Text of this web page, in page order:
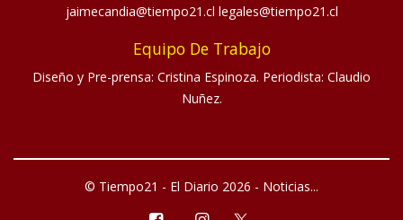
jaimecandia@tiempo21.cl legales@tiempo21.cl
Equipo De Trabajo
Diseño y Pre-prensa: Cristina Espinoza. Periodista: Claudio
Nuñez.
© Tiempo21 - El Diario 2026 - Noticias...